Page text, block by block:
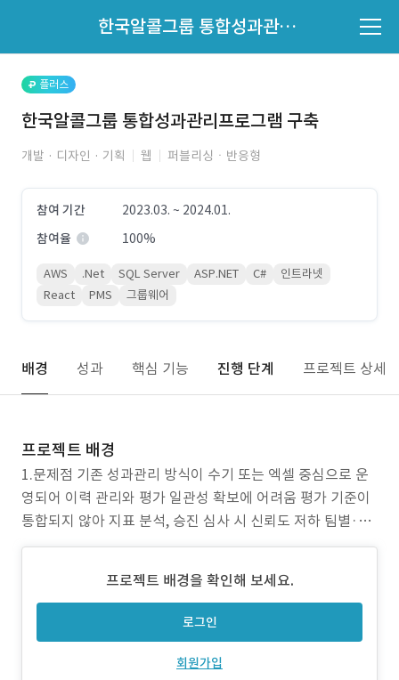
한국알콜그룹 통합성과관리프로그램 구축
지원자 목록 바로가기
플러스
한국알콜그룹 통합성과관리프로그램 구축
개발 · 디자인 · 기획 웹 퍼블리싱ㆍ반응형
참여 기간
2023.03. ~ 2024.01.
참여율
100%
AWS .Net SQL Server ASP.NET C#
인트라넷
React
PMS 그룹웨어
배경 성과 핵심 기능 진행 단계 프로젝트 상세
프로젝트 배경
1.문제점 기존 성과관리 방식이 수기 또는 엑셀 중심으로 운
영되어 이력 관리와 평가 일관성 확보에 어려움 평가 기준이
통합되지 않아 지표 분석, 승진 심사 시 신뢰도 저하 팀별·개
인별 성과 데이터가 분산되어 집계 및 시각화에 시간 소모가
화하여 상시 관리 가능하게 구성 평가 지표 입력 → 분석 →
결과 반영까지 전 과정을 시스템으로
프로젝트 배경을 확인해 보세요.
로그인
회원가입